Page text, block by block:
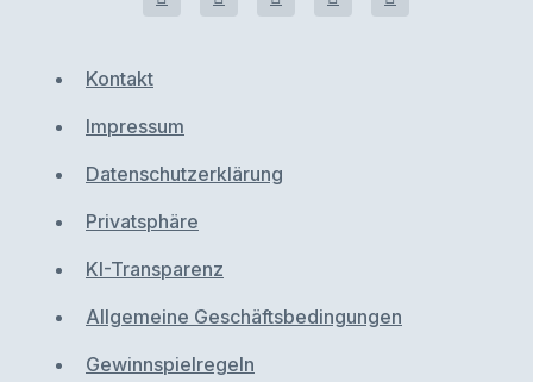
Kontakt
Impressum
Datenschutzerklärung
Privatsphäre
KI-Transparenz
Allgemeine Geschäftsbedingungen
Gewinnspielregeln